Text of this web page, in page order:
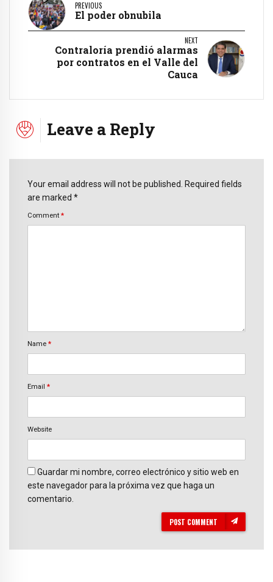
PREVIOUS
El poder obnubila
NEXT
Contraloría prendió alarmas
por contratos en el Valle del
Cauca
Leave a Reply
Your email address will not be published. Required fields
are marked *
Comment *
Name *
Email *
Website
Guardar mi nombre, correo electrónico y sitio web en
este navegador para la próxima vez que haga un
comentario.
POST COMMENT